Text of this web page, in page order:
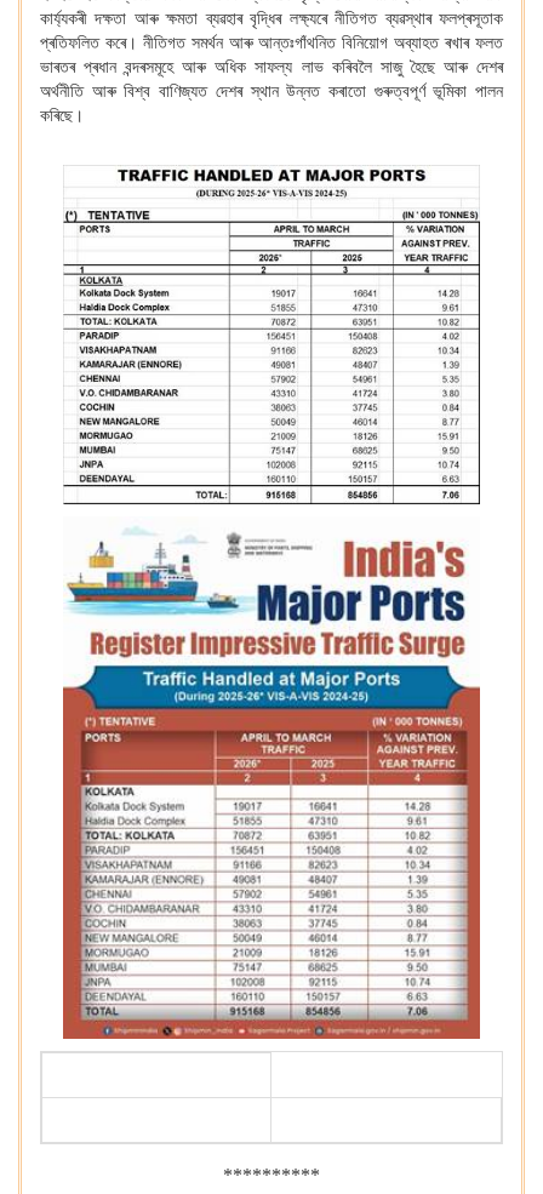
কাৰ্য্যকৰী দক্ষতা আৰু ক্ষমতা ব্যৱহাৰ বৃদ্ধিৰ লক্ষ্যৰে নীতিগত ব্যৱস্থাৰ ফলপ্ৰসূতাক
প্ৰতিফলিত কৰে। নীতিগত সমৰ্থন আৰু আন্তঃগাঁথনিত বিনিয়োগ অব্যাহত ৰখাৰ ফলত
ভাৰতৰ প্ৰধান বন্দৰসমূহে আৰু অধিক সাফল্য লাভ কৰিবলৈ সাজু হৈছে আৰু দেশৰ
অৰ্থনীতি আৰু বিশ্ব বাণিজ্যত দেশৰ স্থান উন্নত কৰাতো গুৰুত্বপূৰ্ণ ভূমিকা পালন
কৰিছে।
**********